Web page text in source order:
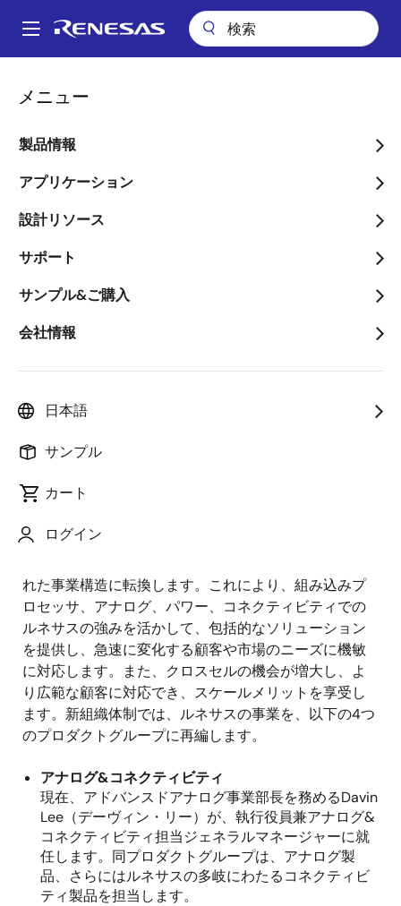
ン
Main
メニュー
製品情報
アプリケーション
設計リソース
サポート
サンプル&ご購入
会社情報
日本語
サンプル
カート
ログイン
パ
ン
く
ず
ルネサスが更なる成長の加速に向け、組織体制の変更を発表
ルネサスが更なる成長の加
速に向け、組織体制の変更
を発表
江東区、代表取締役社長兼CEO：柴田 英利、以下、 ル
を発表しました。ルネサスは新体制のもと、更なる成
ーとなることを目指します。
1. 技術分野に基づく、
ルネサスは、より広範かつ、顧客ニーズに即したソリ
れた事業構造に転換します。これにより、組み込みプ
ロセッサ、アナログ、パワー、コネクティビティでの
ルネサスの強みを活かして、包括的なソリューション
を提供し、急速に変化する顧客や市場のニーズに機敏
に対応します。また、クロスセルの機会が増大し、よ
り広範な顧客に対応でき、スケールメリットを享受し
ます。新組織体制では、ルネサスの事業を、以下の4つ
のプロダクトグループに再編します。
アナログ&コネクティビティ
現在、アドバンスドアナログ事業部長を務めるDavin
Lee （デーヴィン・リー）が、執行役員兼アナログ&
コネクティビティ担当ジェネラルマネージャーに就
任します。同プロダクトグループは、アナログ製
品、さらにはルネサスの多岐にわたるコネクティビ
ティ製品を担当します。